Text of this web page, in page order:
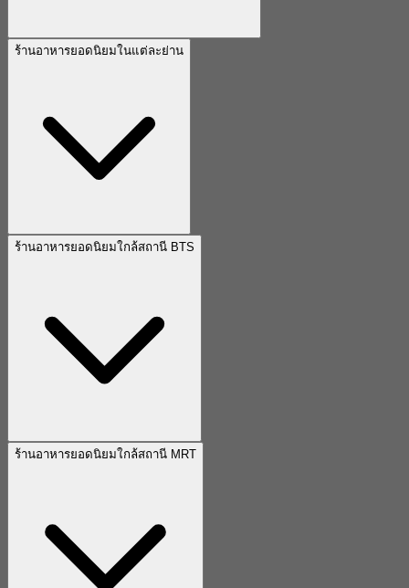
ร้านอาหารยอดนิยมในแต่ละย่าน
ร้านอาหารยอดนิยมใกล้สถานี BTS
ร้านอาหารยอดนิยมใกล้สถานี MRT